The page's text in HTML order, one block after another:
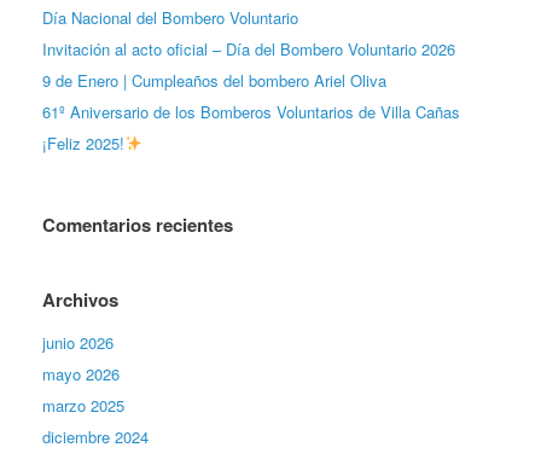
Día Nacional del Bombero Voluntario
Invitación al acto oficial – Día del Bombero Voluntario 2026
9 de Enero | Cumpleaños del bombero Ariel Oliva
61º Aniversario de los Bomberos Voluntarios de Villa Cañas
¡Feliz 2025!
Comentarios recientes
Archivos
junio 2026
mayo 2026
marzo 2025
diciembre 2024